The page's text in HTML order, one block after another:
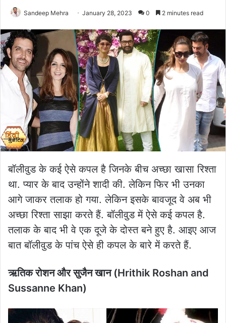
Sandeep Mehra January 28, 2023 0 2 minutes read
बॉलीवुड के कई ऐसे कपल है जिनके बीच अच्छा खासा रिश्ता
था. प्यार के बाद उन्होंने शादी की. लेकिन फिर भी उनका
आगे जाकर तलाक हो गया. लेकिन इसके बावजूद वे अब भी
अच्छा रिश्ता साझा करते हैं. बॉलीवुड में ऐसे कई कपल है.
तलाक के बाद भी वे एक दूजे के दोस्त बने हुए है. आइए आज
बात बॉलीवुड के पांच ऐसे ही कपल के बारे में करते हैं.
ऋतिक रोशन और सुजैन खान (Hrithik Roshan and
Sussanne Khan)